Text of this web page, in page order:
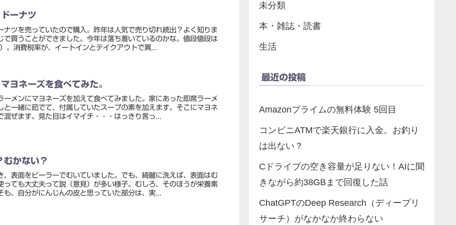
ーナツ
ナツを売っていたので購入。昨年は人気で売り切れ続出？よく知りま
で買うことができました。今年は落ち着いているのかな。値段値段は
消費税率が、イートインとテイクアウトで異...
ヨネーズを食べてみた。
ーメンにマヨネーズを加えて食べてみました。家にあった即席ラーメ
と一緒に茹でて、付属していたスープの素を加えます。そこにマヨネ
混ぜます。見た目はイマイチ・・・はっきり言っ...
むかない？
、表面をピーラーでむいていました。でも、綺麗に洗えば、表面はむ
っても大丈夫って説（意見）が多い様子。むしろ、そのほうが栄養素
も、自分がにんじんの皮と思っていた部分は、実...
未分類
本・雑誌・読書
生活
最近の投稿
Amazonプライムの無料体験 5回目
コンビニATMで楽天銀行に入金。お釣り
は出ない？
Cドライブの空き容量が足りない！AIに聞
きながら約38GBまで回復した話
ChatGPTのDeep Research（ディープリ
サーチ）がなかなか終わらない